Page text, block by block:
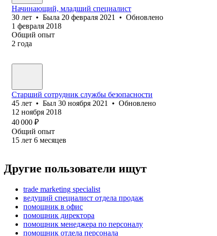
Начинающий, младший специалист
30 лет • Была 20 февраля 2021 • Обновлено
1 февраля 2018
Общий опыт
2 года
Старший сотрудник службы безопасности
45 лет • Был 30 ноября 2021 • Обновлено
12 ноября 2018
40 000 ₽
Общий опыт
15 лет 6 месяцев
Другие пользователи ищут
trade marketing specialist
ведущий специалист отдела продаж
помощник в офис
помощник директора
помощник менеджера по персоналу
помощник отдела персонала